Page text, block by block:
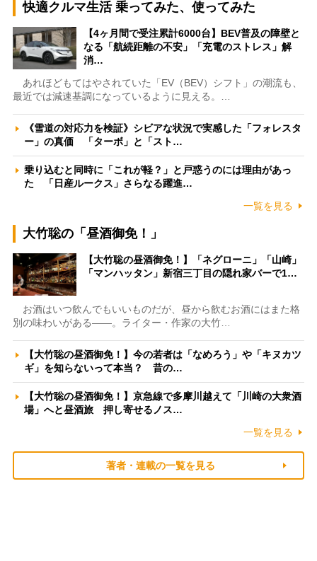
快適クルマ生活 乗ってみた、使ってみた
【4ヶ月間で受注累計6000台】BEV普及の障壁と
なる「航続距離の不安」「充電のストレス」解
消…
あれほどもてはやされていた「EV（BEV）シフト」の潮流も、
最近では減速基調になっているように見える。…
《雪道の対応力を検証》シビアな状況で実感した「フォレスタ
ー」の真価 「ターボ」と「スト…
乗り込むと同時に「これが軽？」と戸惑うのには理由があっ
た 「日産ルークス」さらなる躍進…
一覧を見る
大竹聡の「昼酒御免！」
【大竹聡の昼酒御免！】「ネグローニ」「山崎」
「マンハッタン」新宿三丁目の隠れ家バーで1…
お酒はいつ飲んでもいいものだが、昼から飲むお酒にはまた格
別の味わいがある――。ライター・作家の大竹…
【大竹聡の昼酒御免！】今の若者は「なめろう」や「キヌカツ
ギ」を知らないって本当？ 昔の…
【大竹聡の昼酒御免！】京急線で多摩川越えて「川崎の大衆酒
場」へと昼酒旅 押し寄せるノス…
一覧を見る
著者・連載の一覧を見る